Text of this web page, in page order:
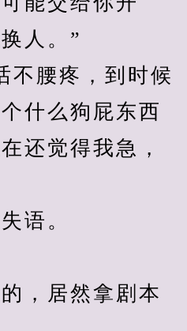
人。”
腰疼，到时候
什么狗屁东西
还觉得我急，
语。
居然拿剧本